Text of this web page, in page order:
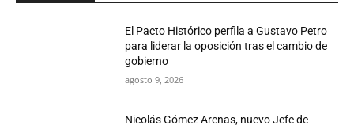
El Pacto Histórico perfila a Gustavo Petro
para liderar la oposición tras el cambio de
gobierno
agosto 9, 2026
Nicolás Gómez Arenas, nuevo Jefe de